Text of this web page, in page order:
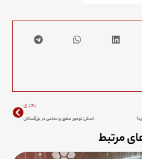
بعدی
اسکن تومور مغزی و نخاعی در بزرگسالان
مرتبط